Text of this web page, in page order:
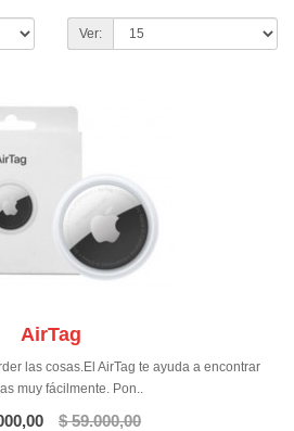
Ver:
AirTag
las cosas.El AirTag te ayuda a encontrar
muy fácilmente. Pon..
$ 59.000,00